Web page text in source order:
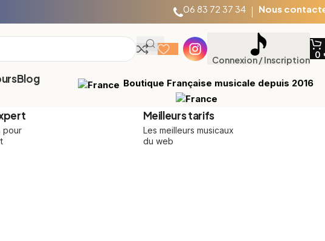
06 83 72 37 34 Nous
Connexion / Inscription 0
Blog
Boutique Française musicale depuis 2016
pour
Meilleurs tarifs
Les meilleurs musicaux
du web